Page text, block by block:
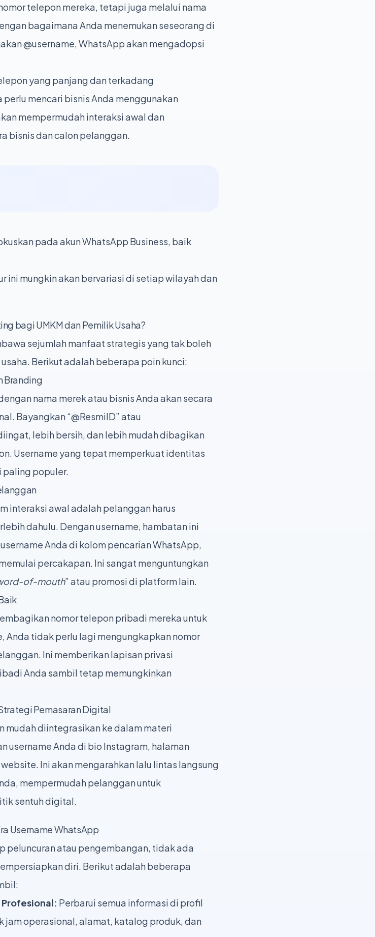
telepon mereka, tetapi juga melalui nama
bagaimana Anda menemukan seseorang di
@username, WhatsApp akan mengadopsi
yang panjang dan terkadang
mencari bisnis Anda menggunakan
mempermudah interaksi awal dan
bisnis dan calon pelanggan.
pada akun WhatsApp Business, baik
ini mungkin akan bervariasi di setiap wilayah dan
bagi UMKM dan Pemilik Usaha?
sejumlah manfaat strategis yang tak boleh
Berikut adalah beberapa poin kunci:
Branding
nama merek atau bisnis Anda akan secara
Bayangkan “@ResmiID” atau
lebih bersih, dan lebih mudah dibagikan
Username yang tepat memperkuat identitas
paling populer.
interaksi awal adalah pelanggan harus
dahulu. Dengan username, hambatan ini
Anda di kolom pencarian WhatsApp,
percakapan. Ini sangat menguntungkan
of-mouth” atau promosi di platform lain.
nomor telepon pribadi mereka untuk
Anda tidak perlu lagi mengungkapkan nomor
Ini memberikan lapisan privasi
Anda sambil tetap memungkinkan
Pemasaran Digital
mudah diintegrasikan ke dalam materi
username Anda di bio Instagram, halaman
Ini akan mengarahkan lalu lintas langsung
mempermudah pelanggan untuk
sentuh digital.
Username WhatsApp
peluncuran atau pengembangan, tidak ada
diri. Berikut adalah beberapa
Profesional: Perbarui semua informasi di profil
jam operasional, alamat, katalog produk, dan